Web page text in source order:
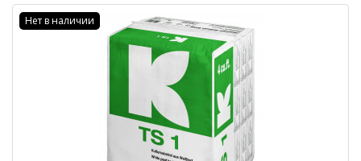
Нет в наличии